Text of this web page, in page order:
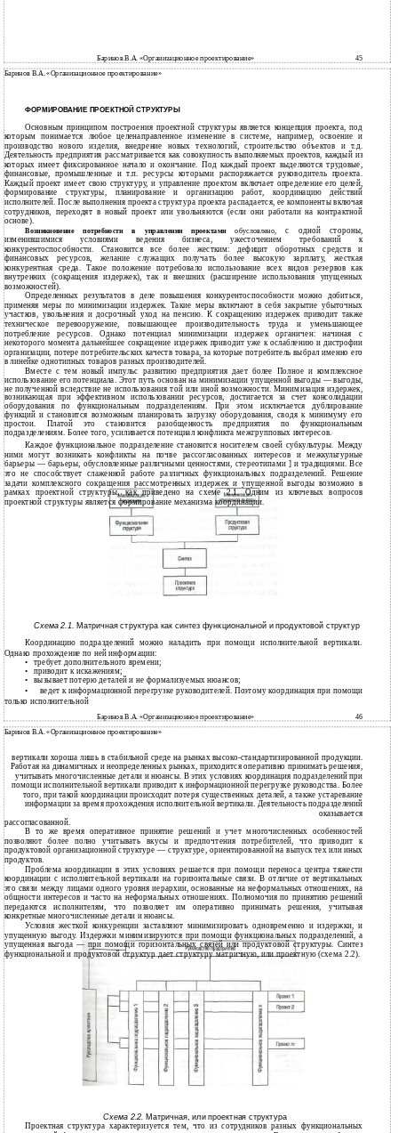
Баринов В.А. «Организационное проектирование» 45
Баринов В.А. «Организационное проектирование»
ФОРМИРОВАНИЕ ПРОЕКТНОЙ СТРУКТУРЫ
Основным принципом построения проектной структуры является концепция проекта, под
которым понимается любое целенаправленное изменение в системе, например, освоение и
производство нового изделия, внедрение новых технологий, строительство объектов и т.д.
Деятельность предприятия рассматривается как совокупность выполняемых проектов, каждый из
которых имеет фиксированное начало и окончание. Под каждый проект выделяются трудовые,
финансовые, промышленные и т.п. ресурсы которыми распоряжается руководитель проекта.
Каждый проект имеет свою структуру, и управление проектом включает определение его целей,
формирование структуры, планирование и организацию работ, координацию действий
исполнителей. После выполнения проекта структура проекта распадается, ее компоненты включая
сотрудников, переходят в новый проект или увольняются (если они работали на контрактной
основе).
Возникновение потребности в управлении проектамиобусловлено, с одной стороны,
изменившимися условиями ведения бизнеса, ужесточением требований к
конкурентоспособности. Становится все более жестким: дефицит оборотных средств и
финансовых ресурсов, желание служащих получать более высокую зарплату, жесткая
конкурентная среда. Такое положение потребовало использование всех видов резервов как
внутренних (сокращения издержек), так и внешних (расширение использования упущенных
возможностей).
Определенных результатов в деле повышения конкурентоспособности можно добиться,
применяя меры по минимизации издержек. Такие меры включают в себя закрытие убыточных
участков, увольнения и досрочный уход на пенсию. К сокращению издержек приводит также
техническое перевооружение, повышающее производительность труда и уменьшающее
потребление ресурсов. Однако потенциал минимизации издержек органичен: начиная с
некоторого момента дальнейшее сокращение издержек приводит уже к ослаблению и дистрофии
организации, потере потребительских качеств товара, за которые потребитель выбрал именно его
в линейке однотипных товаров разных производителей.
Вместе с тем новый импульс развитию предприятия дает более Полное и комплексное
использование его потенциала. Этот путь основан на минимизации упущенной выгоды — выгоды,
не полученной вследствие не использования той или иной возможности. Минимизация издержек,
возникающая при эффективном использовании ресурсов, достигается за счет консолидации
оборудования по функциональным подразделениям. При этом исключается дублирование
функций и становится возможным планировать загрузку оборудования, сводя к минимуму его
простои. Платой это становится разобщенность предприятия по функциональным
подразделениям. Более того, усиливается потенциал конфликта межгрупповых интересов.
Каждое функциональное подразделение становится носителем своей субкультуры. Между
ними могут возникать конфликты на почве рассогласованных интересов и межкультурные
барьеры — барьеры, обусловленные различными ценностями, стереотипами ] и традициями. Все
это не способствует слаженной работе различных функциональных подразделений. Решение
задачи комплексного сокращения рассмотренных издержек и упущенной выгоды возможно в
рамках проектной структуры, как приведено на схеме 2.1. Одним из ключевых вопросов
проектной структуры является формирование механизма координации.
Схема 2.1. Матричная структура как синтез функциональной и продуктовой структур
Координацию подразделений можно наладить при помощи исполнительной вертикали.
Однако прохождение по ней информации:
•
требует дополнительного времени;
•
приводит к искажениям;
• вызывает потерю деталей и не формализуемых нюансов;
•
ведет к информационной перегрузке руководителей. Поэтому координация при помощи
только исполнительной
Баринов В.А. «Организационное проектирование» 46
Баринов В.А. «Организационное проектирование»
вертикали хороша лишь в стабильной среде на рынках высоко-стандартизированной продукции.
Работая на динамичных и неопределенных рынках, приходится оперативно принимать решения,
учитывать многочисленные детали и нюансы. В этих условиях координация подразделений при
помощи исполнительной вертикали приводит к информационной перегрузке руководства. Более
того, при такой координации происходит потеря существенных деталей, а также устаревание
информации за время прохождения исполнительной вертикали. Деятельность подразделений
оказывается
рассогласованной.
В то же время оперативное принятие решений и учет многочисленных особенностей
позволяют более полно учитывать вкусы и предпочтения потребителей, что приводит к
продуктовой организационной структуре — структуре, ориентированной на выпуск тех или иных
продуктов.
Проблема координации в этих условиях решается при помощи переноса центра тяжести
координации с исполнительной вертикали на горизонтальные связи. В отличие от вертикальных
это связи между лицами одного уровня иерархии, основанные на неформальных отношениях, на
общности интересов и часто на неформальных отношениях. Полномочия по принятию решений
передаются исполнителям, что позволяет им оперативно принимать решения, учитывая
конкретные многочисленные детали и нюансы.
Условия жесткой конкуренции заставляют минимизировать одновременно и издержки, и
упущенную выгоду. Издержки минимизируются при помощи функциональных подразделений, а
упущенная выгода — при помощи горизонтальных связей или продуктовой структуры. Синтез
функциональной и продуктовой структур дает структуру матричную, или проектную (схема 2.2).
Схема 2.2. Матричная, или проектная структура
Проектная структура характеризуется тем, что из сотрудников разных функциональных